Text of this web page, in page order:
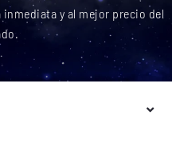
y al mejor precio del